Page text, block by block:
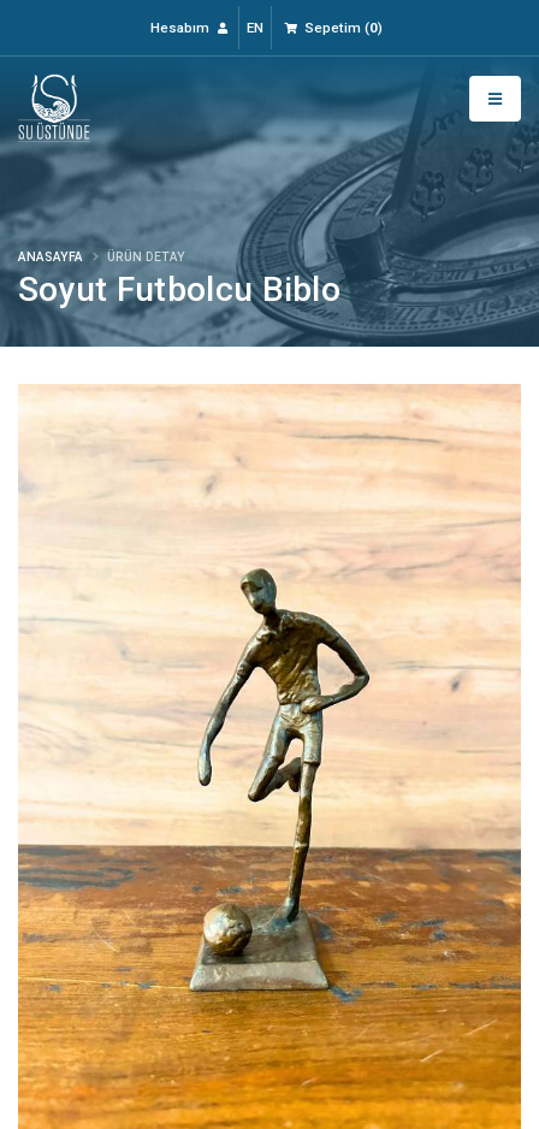
Hesabım EN Sepetim (0)
Soyut Futbolcu Biblo
ANASAYFA ÜRÜN DETAY